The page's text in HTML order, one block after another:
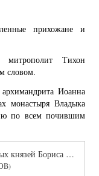
прихожане и
митрополит Тихон
словом.
Иоанна
монастыря Владыка
по всем почившим
«Проповедь в день памяти святых князей Бориса и Глеба»